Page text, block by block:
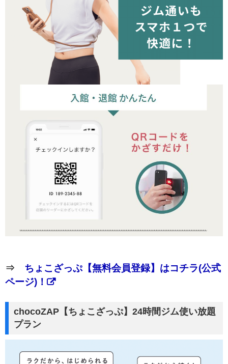
⇒ ちょこざっぷ【無料会員登録】はコチラ(公式
ページ)！
chocoZAP【ちょこざっぷ】24時間ジム使い放題
プラン